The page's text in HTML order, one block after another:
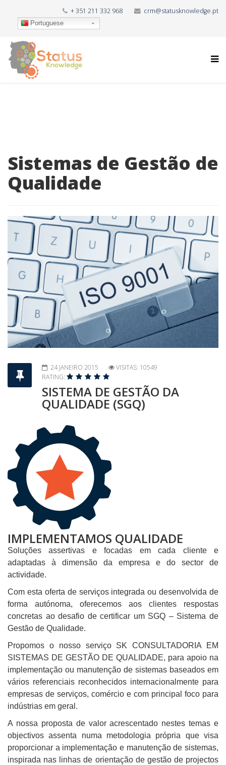
+ 351 211 332 968 crm@statusknowledge.pt
Portuguese
Sistemas de Gestão de
Qualidade
24 JANEIRO 2015
VISITAS: 10549
RATING:
SISTEMA DE GESTÃO DA
QUALIDADE (SGQ)
IMPLEMENTAMOS QUALIDADE
Soluções assertivas e focadas em cada cliente e
adaptadas à dimensão da empresa e do sector de
actividade.
Com esta oferta de serviços integrada ou desenvolvida de
forma autónoma, oferecemos aos clientes respostas
concretas ao desafio de certificar um SGQ – Sistema de
Gestão de Qualidade.
Propomos o nosso serviço SK CONSULTADORIA EM
SISTEMAS DE GESTÃO DE QUALIDADE, para apoio na
implementação ou manutenção de sistemas baseados em
vários referenciais reconhecidos internacionalmente para
empresas de serviços, comércio e com principal foco para
indústrias em geral.
A nossa proposta de valor acrescentado nestes temas e
objectivos assenta numa metodologia própria que visa
proporcionar a implementação e manutenção de sistemas,
inspirada nas linhas de orientação de gestão de projectos